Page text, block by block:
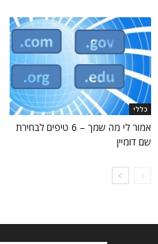
כללי
אמור לי מה שמך – 6 טיפים לבחירת
שם דומיין